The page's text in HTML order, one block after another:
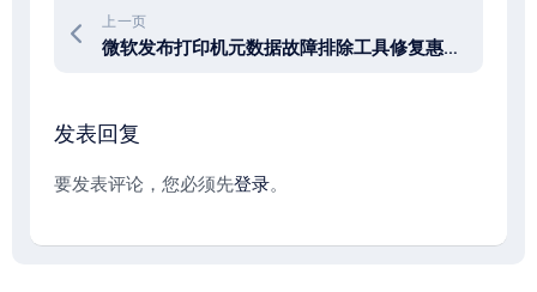
上一页
微软发布打印机元数据故障排除工具修复惠普打印机问题
发表回复
要发表评论，您必须先登录。